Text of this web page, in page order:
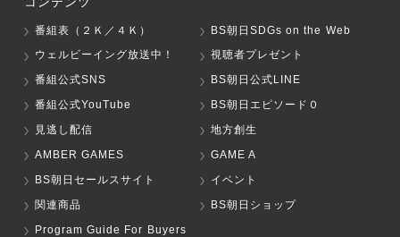
番組表（２Ｋ／４Ｋ）
BS朝日SDGs on the Web
ウェルビーイング放送中！
視聴者プレゼント
番組公式SNS
BS朝日公式LINE
番組公式YouTube
BS朝日エピソード０
見逃し配信
地方創生
AMBER GAMES
GAME A
BS朝日セールスサイト
イベント
関連商品
BS朝日ショップ
Program Guide For Buyers